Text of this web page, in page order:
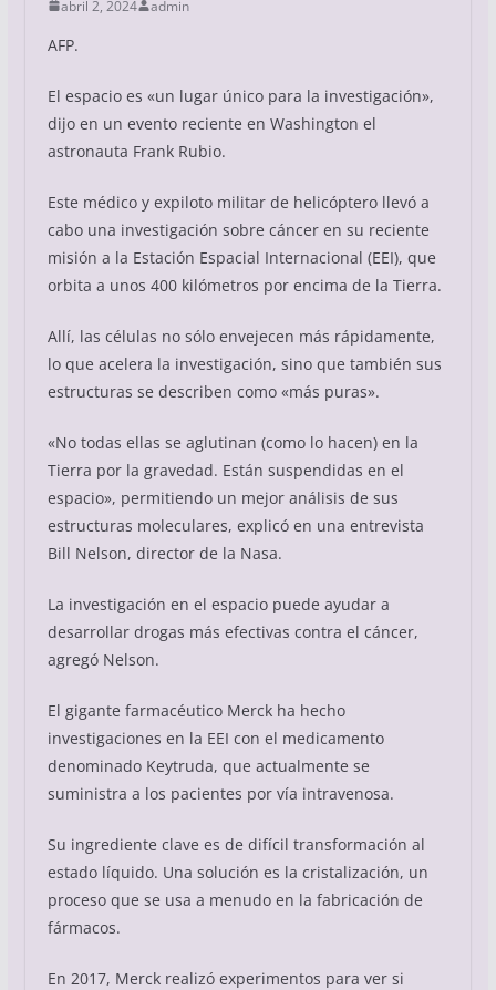
abril 2, 2024 admin
AFP.
El espacio es «un lugar único para la investigación»,
dijo en un evento reciente en Washington el
astronauta Frank Rubio.
Este médico y expiloto militar de helicóptero llevó a
cabo una investigación sobre cáncer en su reciente
misión a la Estación Espacial Internacional (EEI), que
orbita a unos 400 kilómetros por encima de la Tierra.
Allí, las células no sólo envejecen más rápidamente,
lo que acelera la investigación, sino que también sus
estructuras se describen como «más puras».
«No todas ellas se aglutinan (como lo hacen) en la
Tierra por la gravedad. Están suspendidas en el
espacio», permitiendo un mejor análisis de sus
estructuras moleculares, explicó en una entrevista
Bill Nelson, director de la Nasa.
La investigación en el espacio puede ayudar a
desarrollar drogas más efectivas contra el cáncer,
agregó Nelson.
El gigante farmacéutico Merck ha hecho
investigaciones en la EEI con el medicamento
denominado Keytruda, que actualmente se
suministra a los pacientes por vía intravenosa.
Su ingrediente clave es de difícil transformación al
estado líquido. Una solución es la cristalización, un
proceso que se usa a menudo en la fabricación de
fármacos.
En 2017, Merck realizó experimentos para ver si